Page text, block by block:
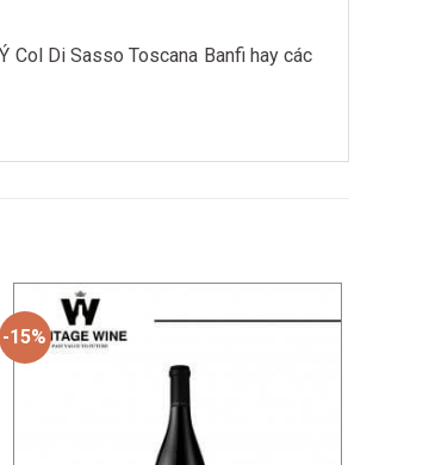
Col Di Sasso Toscana Banfi hay các
-15%